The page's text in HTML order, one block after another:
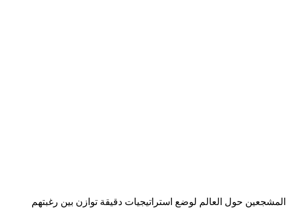
حول العالم لوضع استراتيجيات دقيقة توازن بين رغبتهم